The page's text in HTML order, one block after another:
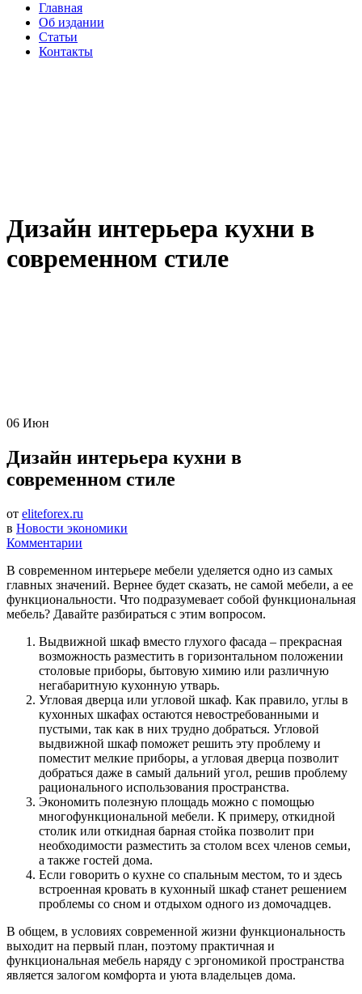
Главная
Об издании
Статьи
Контакты
Дизайн интерьера кухни в
современном стиле
06 Июн
Дизайн интерьера кухни в
современном стиле
от eliteforex.ru
в Новости экономики
Комментарии
В современном интерьере мебели уделяется одно из самых
главных значений. Вернее будет сказать, не самой мебели, а ее
функциональности. Что подразумевает собой функциональная
мебель? Давайте разбираться с этим вопросом.
Выдвижной шкаф вместо глухого фасада – прекрасная
возможность разместить в горизонтальном положении
столовые приборы, бытовую химию или различную
негабаритную кухонную утварь.
Угловая дверца или угловой шкаф. Как правило, углы в
кухонных шкафах остаются невостребованными и
пустыми, так как в них трудно добраться. Угловой
выдвижной шкаф поможет решить эту проблему и
поместит мелкие приборы, а угловая дверца позволит
добраться даже в самый дальний угол, решив проблему
рационального использования пространства.
Экономить полезную площадь можно с помощью
многофункциональной мебели. К примеру, откидной
столик или откидная барная стойка позволит при
необходимости разместить за столом всех членов семьи,
а также гостей дома.
Если говорить о кухне со спальным местом, то и здесь
встроенная кровать в кухонный шкаф станет решением
проблемы со сном и отдыхом одного из домочадцев.
В общем, в условиях современной жизни функциональность
выходит на первый план, поэтому практичная и
функциональная мебель наряду с эргономикой пространства
является залогом комфорта и уюта владельцев дома.